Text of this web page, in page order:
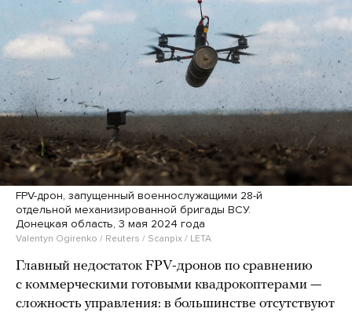
FPV-дрон, запущенный военнослужащими 28-й
отдельной механизированной бригады ВСУ.
Донецкая область, 3 мая 2024 года
Valentyn Ogirenko / Reuters / Scanpix / LETA
Главный недостаток FPV-дронов по сравнению
с коммерческими готовыми квадрокоптерами —
сложность управления: в большинстве отсутствуют